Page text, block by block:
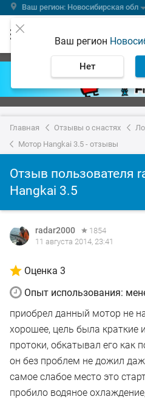
Ваш регион: Новосибирская обл
Ваш регион
Нет
Главная Отзывы о снастях
Мотор Hangkai 3.5 - отзывы
Отзыв пользователя
Hangkai 3.5
radar2000
1854
11 августа 2014, 23:41
Оценка 3
Опыт использования:
приобрел данный мотор не
хорошее, цель была краткие
протоки, обкатывал его как
он без проблем не дожил
самое слабое место это
пробило водяное